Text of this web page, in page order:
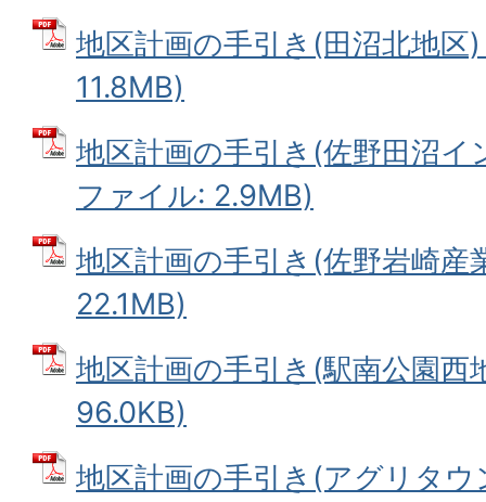
地区計画の手引き(田沼北地区
11.8MB)
地区計画の手引き(佐野田沼イ
ファイル: 2.9MB)
地区計画の手引き(佐野岩崎産
22.1MB)
地区計画の手引き(駅南公園西
96.0KB)
地区計画の手引き(アグリタ